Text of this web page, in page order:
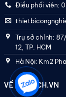
Điều phối viên:
Trụ sở chính:
12, TP. HCM
Hà Nội: Km2
VỀ ASATECH.VN